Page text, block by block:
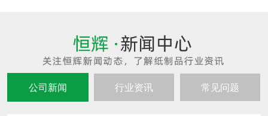
公司新闻 行业资讯 常见问题